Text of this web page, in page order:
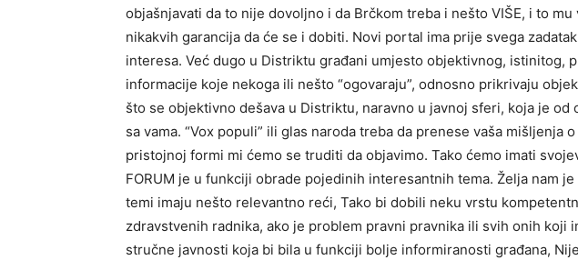
objašnjavati da to nije dovoljno i da Brčkom treba i nešto VIŠE, i to
nikakvih garancija da će se i dobiti. Novi portal ima prije svega
interesa. Već dugo u Distriktu građani umjesto objektivnog, istinitog,
informacije koje nekoga ili nešto “ogovaraju”, odnosno prikrivaju
što se objektivno dešava u Distriktu, naravno u javnoj sferi, koja je
sa vama. “Vox populi” ili glas naroda treba da prenese vaša
pristojnoj formi mi ćemo se truditi da objavimo. Tako ćemo imati
FORUM je u funkciji obrade pojedinih interesantnih tema. Želja nam
temi imaju nešto relevantno reći, Tako bi dobili neku vrstu
zdravstvenih radnika, ako je problem pravni pravnika ili svih onih
stručne javnosti koja bi bila u funkciji bolje informiranosti građana,